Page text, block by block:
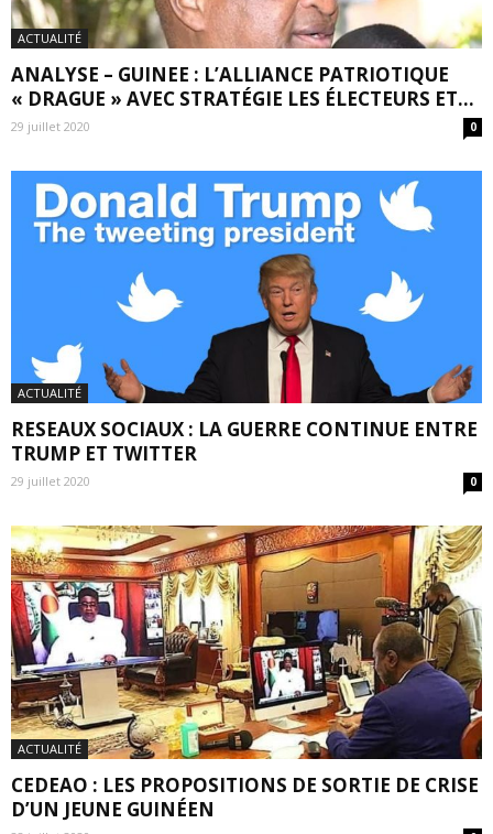
ACTUALITÉ
ANALYSE – GUINEE : L’ALLIANCE PATRIOTIQUE
« DRAGUE » AVEC STRATÉGIE LES ÉLECTEURS ET...
29 juillet 2020 0
ACTUALITÉ
RESEAUX SOCIAUX : LA GUERRE CONTINUE ENTRE
TRUMP ET TWITTER
29 juillet 2020 0
ACTUALITÉ
CEDEAO : LES PROPOSITIONS DE SORTIE DE CRISE
D’UN JEUNE GUINÉEN